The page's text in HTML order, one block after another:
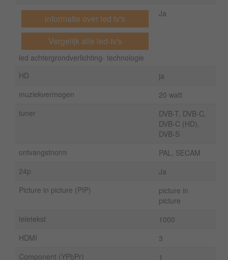
informatie over led tv's
Vergelijk alle led-tv's
led achtergrondverlichting- technologie
Ja
HD
ja
muziekvermogen
20 watt
tuner
DVB-T, DVB-C,
DVB-C (HD),
DVB-S
ontvangstnorm
PAL, SECAM
24p
Ja
Picture in picture (PIP)
picture in
picture
teletekst
1000
HDMI
3
Component (YPbPr)
1